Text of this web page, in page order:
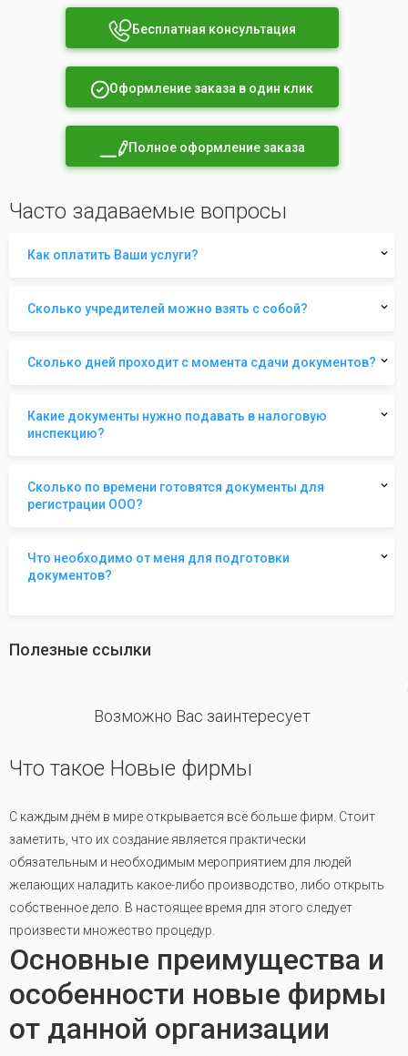
Бесплатная консультация
Оформление заказа в один клик
Полное оформление заказа
Часто задаваемые вопросы
Как оплатить Ваши услуги?
Сколько учредителей можно взять с собой?
Сколько дней проходит с момента сдачи документов?
Какие документы нужно подавать в налоговую
инспекцию?
Сколько по времени готовятся документы для
регистрации ООО?
Что необходимо от меня для подготовки
документов?
Полезные ссылки
Возможно Вас заинтересует
Что такое Новые фирмы
С каждым днём в мире открывается всё больше фирм. Стоит
заметить, что их создание является практически
обязательным и необходимым мероприятием для людей
желающих наладить какое-либо производство, либо открыть
собственное дело. В настоящее время для этого следует
произвести множество процедур.
Основные преимущества и
особенности новые фирмы
от данной организации